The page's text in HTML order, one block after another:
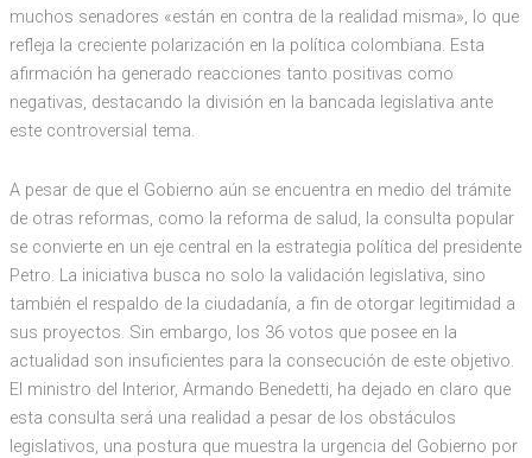
muchos senadores «están en contra de la realidad misma», lo que
refleja la creciente polarización en la política colombiana. Esta
afirmación ha generado reacciones tanto positivas como
negativas, destacando la división en la bancada legislativa ante
este controversial tema.
A pesar de que el Gobierno aún se encuentra en medio del trámite
de otras reformas, como la reforma de salud, la consulta popular
se convierte en un eje central en la estrategia política del presidente
Petro. La iniciativa busca no solo la validación legislativa, sino
también el respaldo de la ciudadanía, a fin de otorgar legitimidad a
sus proyectos. Sin embargo, los 36 votos que posee en la
actualidad son insuficientes para la consecución de este objetivo.
El ministro del Interior, Armando Benedetti, ha dejado en claro que
esta consulta será una realidad a pesar de los obstáculos
legislativos, una postura que muestra la urgencia del Gobierno por